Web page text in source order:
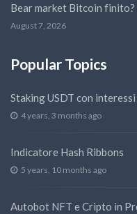
Bear market Bitcoin finito?
August 7, 2026
Popular Topics
Staking USDT con
4 years, 3 months ago
Indicatore Hash Ribbons
5 years, 10 months ago
Autobot NFT e Cripto in